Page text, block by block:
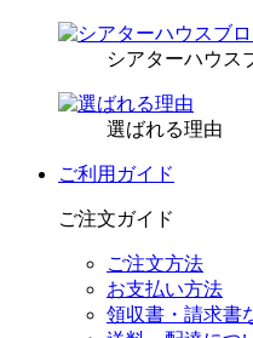
シアターハウス
選ばれる理由
ご利用ガイド
ご注文ガイド
ご注文方法
お支払い方法
領収書・請求書